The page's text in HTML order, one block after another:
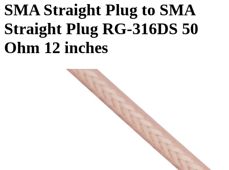
SMA Straight Plug to SMA
Straight Plug RG-316DS 50
Ohm 12 inches